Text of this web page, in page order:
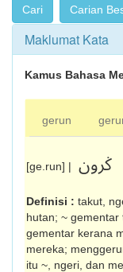
Maklumat Kata
Kamus Bahasa
gerun
[ge.run] | ݢرون
Definisi : takut,
hutan; ~
gementar kerana
mereka;
itu ~, ngeri, dan